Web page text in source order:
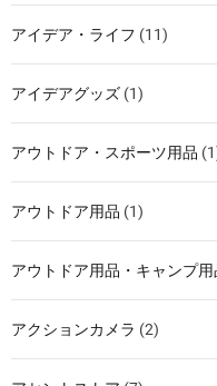
アイデア・ライフ (11)
アイデアグッズ (1)
アウトドア・スポーツ用品
アウトドア用品 (1)
アウトドア用品・キャンプ用
アクションカメラ (2)